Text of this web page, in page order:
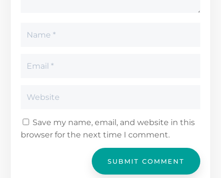
Save my name, email, and website in this
browser for the next time I comment.
SUBMIT COMMENT